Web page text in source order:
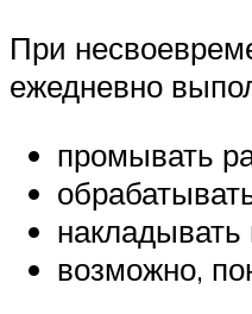
При
ежедневно
промывать
возможно,